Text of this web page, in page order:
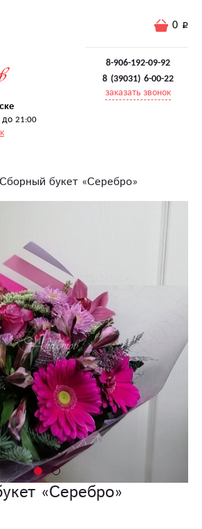
8-906-192-09-92
8 (39031) 6-00-22
заказать звонок
21:00
0
Сборный букет «Серебро»
«Серебро»